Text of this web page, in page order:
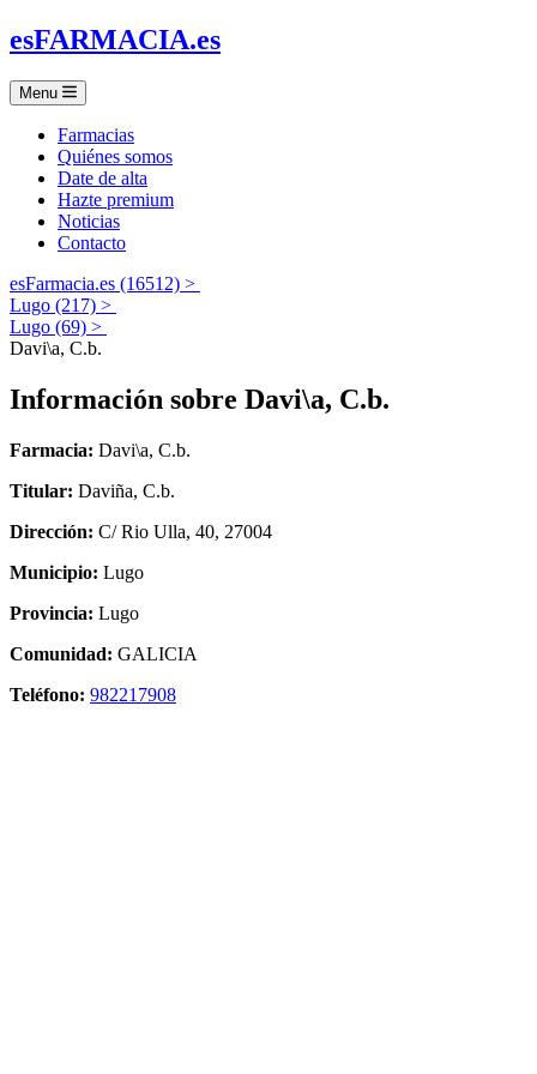
esFARMACIA.es
Menu
Farmacias
Quiénes somos
Date de alta
Hazte premium
Noticias
Contacto
esFarmacia.es (16512) >
Lugo (217) >
Lugo (69) >
Davi\a, C.b.
Información sobre Davi\a, C.b.
Farmacia: Davi\a, C.b.
Titular: Daviña, C.b.
Dirección: C/ Rio Ulla, 40, 27004
Municipio: Lugo
Provincia: Lugo
Comunidad: GALICIA
Teléfono: 982217908